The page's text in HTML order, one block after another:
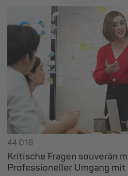
44 016
Kritische Fragen souverän
Professioneller Umgang mit